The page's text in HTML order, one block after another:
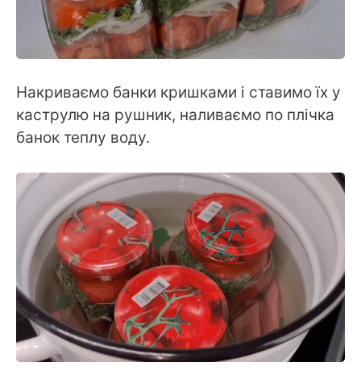
Накриваємо банки кришками і ставимо їх у
каструлю на рушник, наливаємо по плічка
банок теплу воду.